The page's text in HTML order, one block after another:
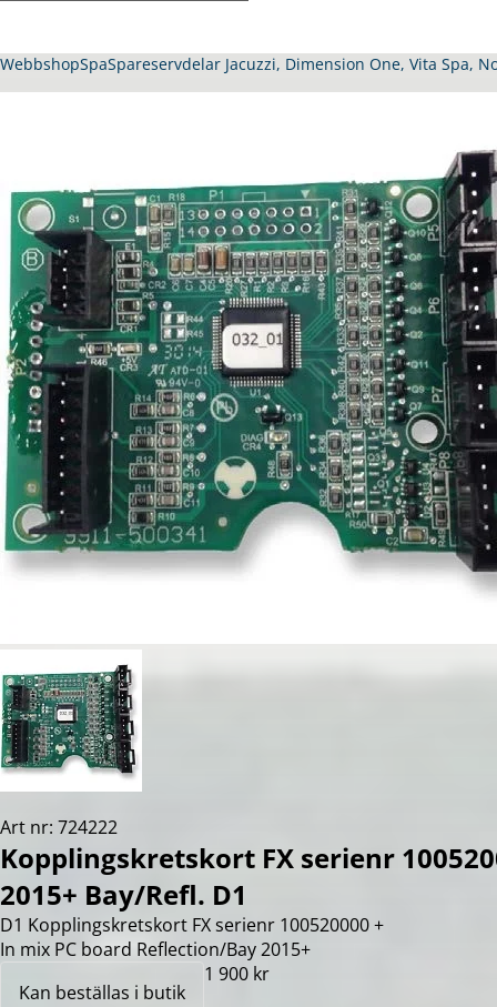
WebbshopSpaSpareservdelar Jacuzzi, Dimension One, Vita Spa,
Art nr: 724222
Kopplingskretskort FX serienr
2015+ Bay/Refl. D1
D1 Kopplingskretskort FX serienr 100520000 +
In mix PC board Reflection/Bay 2015+
Kan beställas i butik
1 900 kr